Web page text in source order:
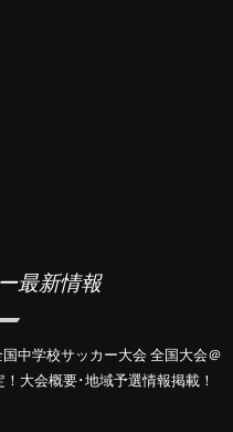
最新情報
中学校サッカー大会 全国大会＠
大会概要･地域予選情報掲載！